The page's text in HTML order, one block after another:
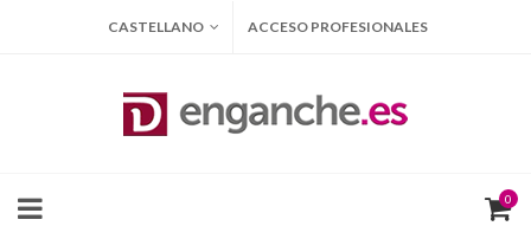
CASTELLANO ACCESO PROFESIONALES
0